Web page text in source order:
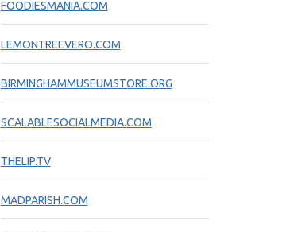
FOODIESMANIA.COM
LEMONTREEVERO.COM
BIRMINGHAMMUSEUMSTORE.ORG
SCALABLESOCIALMEDIA.COM
THELIP.TV
MADPARISH.COM